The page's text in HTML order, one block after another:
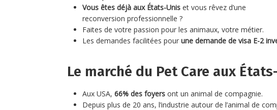
Vous êtes déjà aux États-Unis et vous rêvez d’une
reconversion professionnelle ?
Faites de votre passion pour les animaux, votre métier.
Les demandes facilitées pour une demande de visa E-2
Le marché du Pet Care aux
Aux USA, 66% des foyers ont un animal de compagnie.
Depuis plus de 20 ans, l’industrie autour de l’animal de